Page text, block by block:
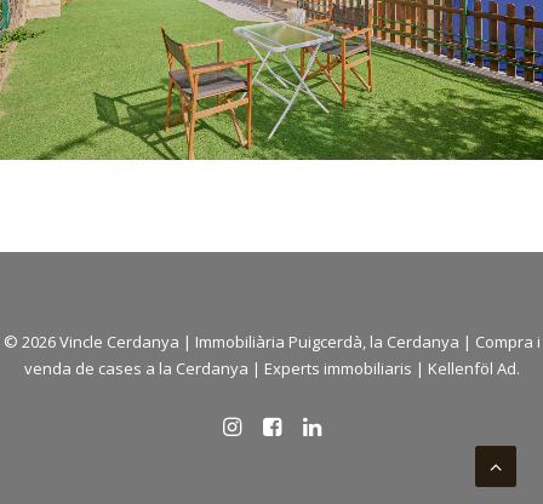
© 2026 Vincle Cerdanya | Immobiliària Puigcerdà, la Cerdanya | Compra i
venda de cases a la Cerdanya | Experts immobiliaris | Kellenföl Ad.